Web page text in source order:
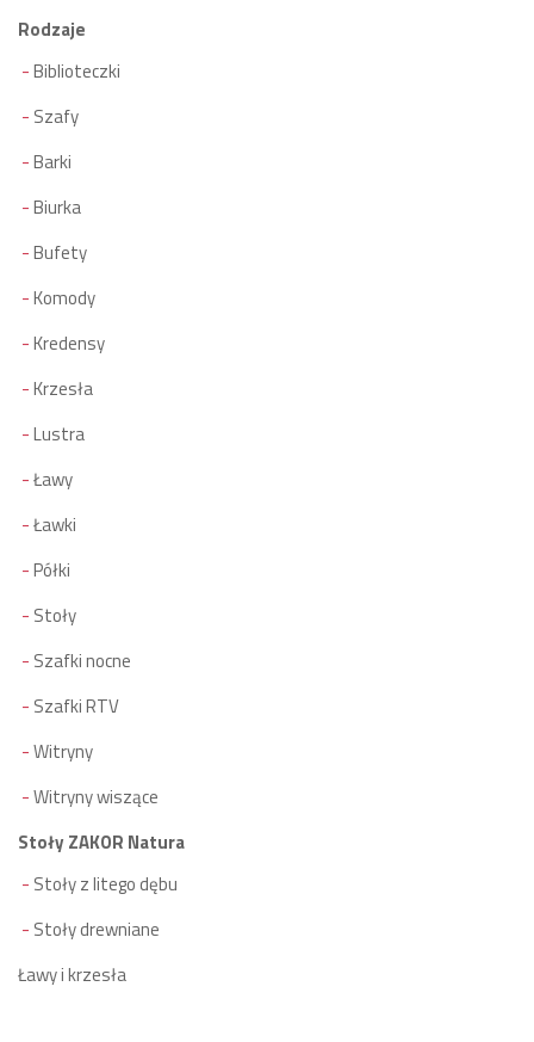
Rodzaje
Biblioteczki
Szafy
Barki
Biurka
Bufety
Komody
Kredensy
Krzesła
Lustra
Ławy
Ławki
Półki
Stoły
Szafki nocne
Szafki RTV
Witryny
Witryny wiszące
Stoły ZAKOR Natura
Stoły z litego dębu
Stoły drewniane
Ławy i krzesła